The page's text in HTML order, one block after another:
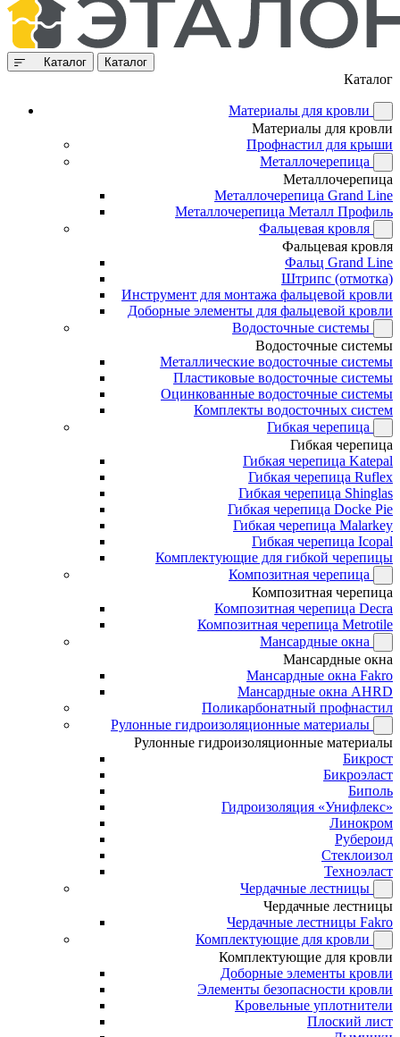
Каталог Каталог
Каталог
Материалы для кровли
Материалы для кровли
Профнастил для крыши
Металлочерепица
Металлочерепица
Металлочерепица Grand Line
Металлочерепица Металл Профиль
Фальцевая кровля
Фальцевая кровля
Фальц Grand Line
Штрипс (отмотка)
Инструмент для монтажа фальцевой кровли
Доборные элементы для фальцевой кровли
Водосточные системы
Водосточные системы
Металлические водосточные системы
Пластиковые водосточные системы
Оцинкованные водосточные системы
Комплекты водосточных систем
Гибкая черепица
Гибкая черепица
Гибкая черепица Katepal
Гибкая черепица Ruflex
Гибкая черепица Shinglas
Гибкая черепица Docke Pie
Гибкая черепица Malarkey
Гибкая черепица Icopal
Комплектующие для гибкой черепицы
Композитная черепица
Композитная черепица
Композитная черепица Decra
Композитная черепица Metrotile
Мансардные окна
Мансардные окна
Мансардные окна Fakro
Мансардные окна AHRD
Поликарбонатный профнастил
Рулонные гидроизоляционные материалы
Рулонные гидроизоляционные материалы
Бикрост
Бикроэласт
Биполь
Гидроизоляция «Унифлекс»
Линокром
Рубероид
Стеклоизол
Техноэласт
Чердачные лестницы
Чердачные лестницы
Чердачные лестницы Fakro
Комплектующие для кровли
Комплектующие для кровли
Доборные элементы кровли
Элементы безопасности кровли
Кровельные уплотнители
Плоский лист